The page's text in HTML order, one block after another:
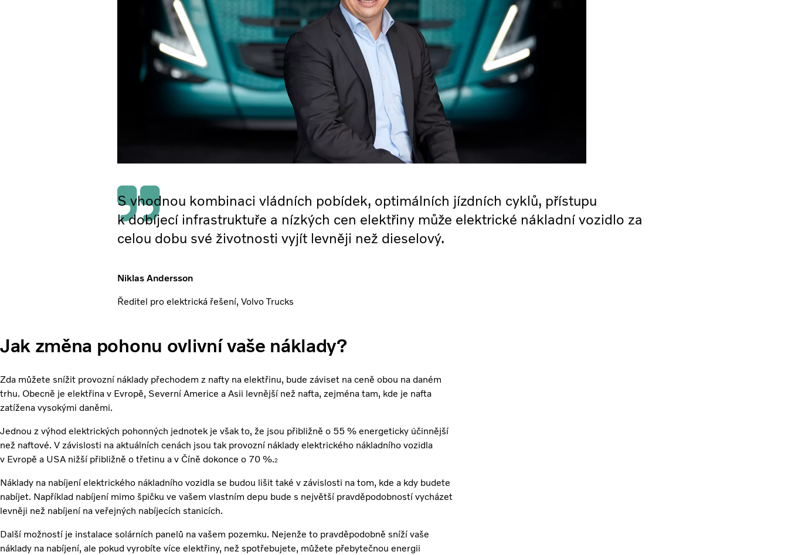
S vhodnou kombinaci vládních pobídek, optimálních jízdních cyklů, přístupu
k dobíjecí infrastruktuře a nízkých cen elektřiny může elektrické nákladní vozidlo za
celou dobu své životnosti vyjít levněji než dieselový.
Niklas Andersson
Ředitel pro elektrická řešení, Volvo Trucks
Jak změna pohonu ovlivní vaše náklady?
Zda můžete snížit provozní náklady přechodem z nafty na elektřinu, bude záviset na ceně obou na daném
trhu. Obecně je elektřina v Evropě, Severní Americe a Asii levnější než nafta, zejména tam, kde je nafta
zatížena vysokými daněmi.
Jednou z výhod elektrických pohonných jednotek je však to, že jsou přibližně o 55 % energeticky účinnější
než naftové. V závislosti na aktuálních cenách jsou tak provozní náklady elektrického nákladního vozidla
v Evropě a USA nižší přibližně o třetinu a v Číně dokonce o 70 %.2
Náklady na nabíjení elektrického nákladního vozidla se budou lišit také v závislosti na tom, kde a kdy budete
nabíjet. Například nabíjení mimo špičku ve vašem vlastním depu bude s největší pravděpodobností vycházet
levněji než nabíjení na veřejných nabíjecích stanicích.
Další možností je instalace solárních panelů na vašem pozemku. Nejenže to pravděpodobně sníží vaše
náklady na nabíjení, ale pokud vyrobíte více elektřiny, než spotřebujete, můžete přebytečnou energii